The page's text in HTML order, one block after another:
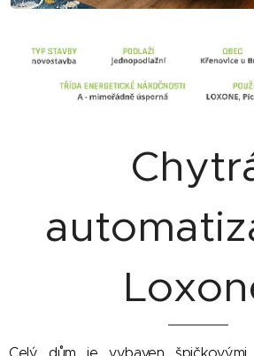
Celý dům je vybaven špičkovými